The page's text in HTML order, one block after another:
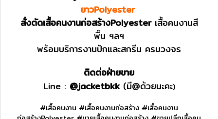
ยาวPolyester
สั่งตัดเสื้อคนงานก่อสร้างPolyesterเสื้อคนงานสี
พื้น ฯลฯ
พร้อมบริการงานปักและสกรีน ครบวงจร
ติดต่อฝ่ายขาย
Line : @jacketbkk(มี@ด้วยนะคะ)
#เสื้อคนงาน #เสื้อคนงานก่อสร้าง #เสื้อคนงาน